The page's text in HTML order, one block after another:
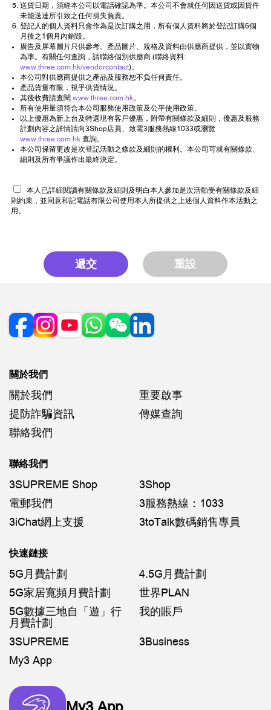
送貨日期，須經本公司以電話確認為準。本公司不會就任何因送貨或因貨件
未能送達所引致之任何損失負責。
登記人的個人資料只會作為是次訂購之用，所有個人資料將於登記訂購6個
月後之1個月內銷毀。
廣告及屏幕圖片只供參考。產品圖片、規格及資料由供應商提供，並以實物
為準。有關任何查詢，請聯絡個別供應商 (聯絡資料:
www.three.com.hk/vendorcontact)。
本公司對供應商提供之產品及服務恕不負任何責任。
產品貨量有限，視乎供貨情況。
其後收費請查閱 www.three.com.hk。
所有使用量須符合本公司服務使用政策及公平使用政策。
以上優惠為新上台及特選現有客戶優惠，附帶有關條款及細則，優惠及服務
計劃內容之詳情請向3Shop店員、致電3服務熱線1033或瀏覽
www.three.com.hk 查詢。
本公司保留更改是次登記活動之條款及細則的權利。本公司可就有關條款、
細則及所有爭議作出最終決定。
本人已詳細閱讀有關條款及細則及明白本人參加是次活動受有關條款及細
則約束，並同意和記電話有限公司使用本人所提供之上述個人資料作本活動之
用。
遞交 重設
關於我們
關於我們
重要啟事
提防詐騙資訊
傳媒查詢
聯絡我們
聯絡我們
3SUPREME Shop
3Shop
電郵我們
3服務熱線：1033
3iChat網上支援
3toTalk數碼銷售專員
快速鏈接
5G月費計劃
4.5G月費計劃
5G家居寬頻月費計劃
世界PLAN
5G數據三地自「遊」行
月費計劃
我的賬戶
3SUPREME
3Business
My3 App